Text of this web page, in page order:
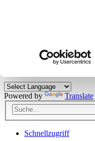
Herzlich
Kunden viele nützliche
Powered by Translate
Schnellzugriff